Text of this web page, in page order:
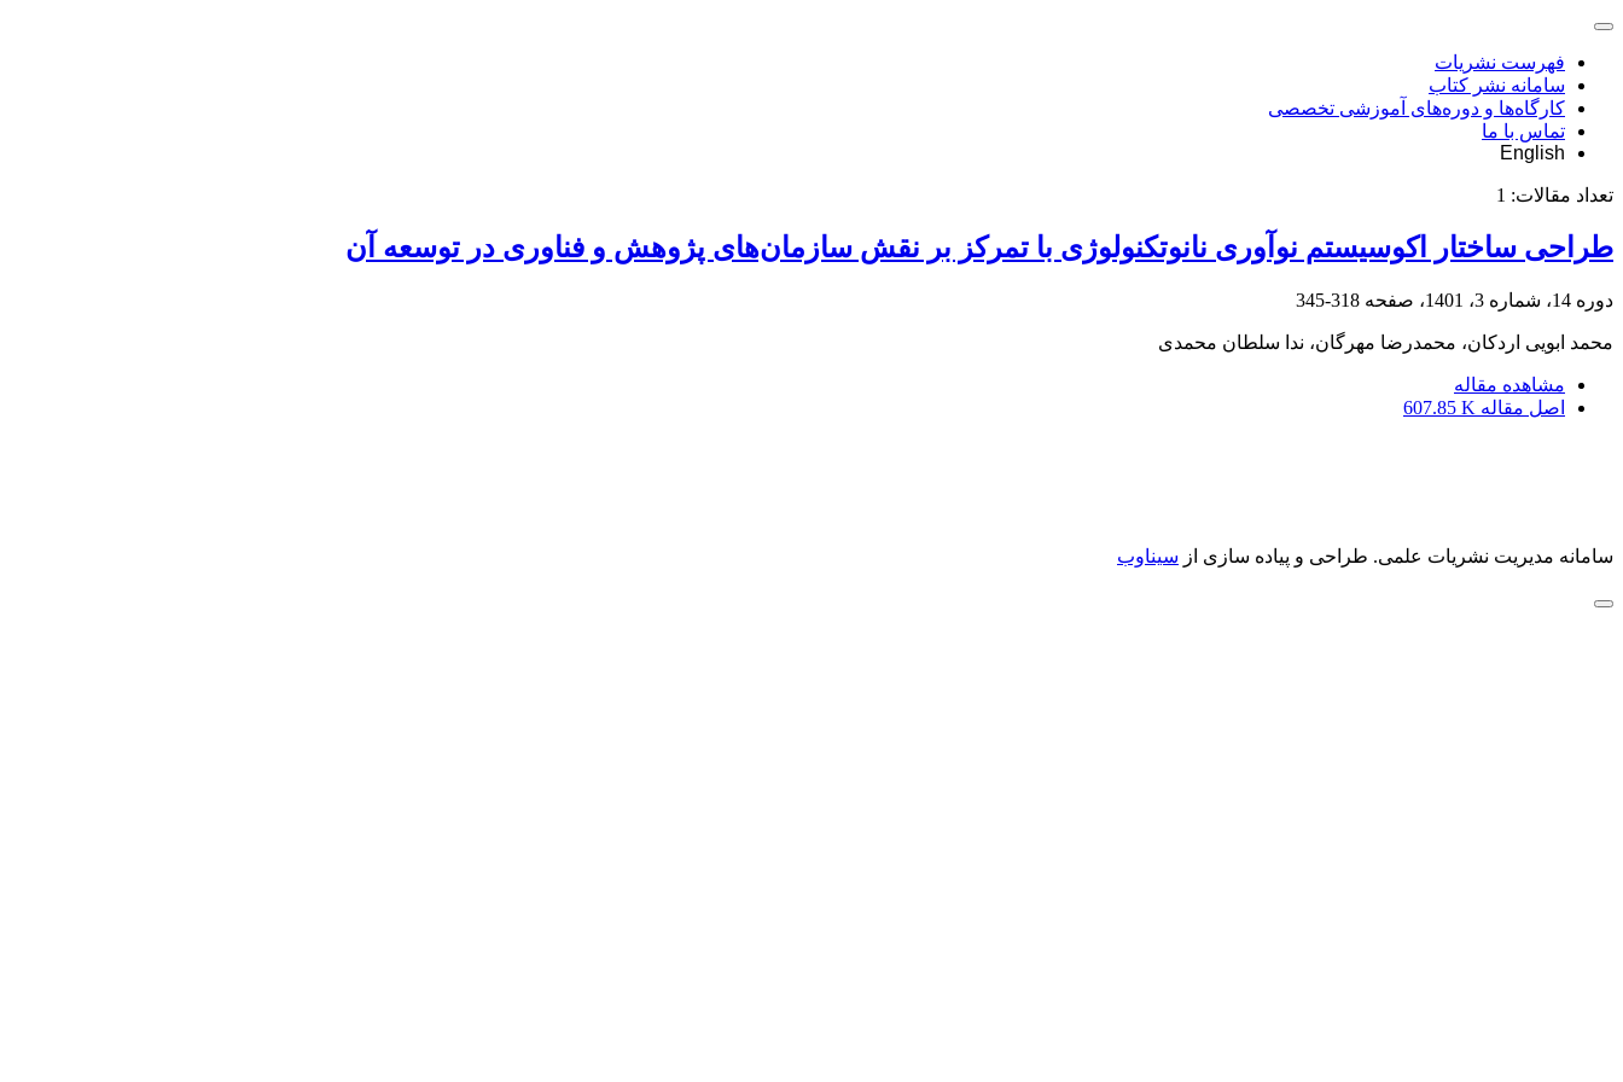
فهرست نشریات
سامانه نشر کتاب
کارگاه‌ها و دوره‌های آموزشی تخصصی
تماس با ما
English
تعداد مقالات: 1
طراحی ساختار اکوسیستم نوآوری نانوتکنولوژی با تمرکز بر نقش سازمان‌های پژوهش و فناوری در توسعه آن
دوره 14، شماره 3، 1401، صفحه 318-345
محمد ابویی اردکان، محمدرضا مهرگان، ندا سلطان محمدی
مشاهده مقاله
اصل مقاله 607.85 K
سامانه مدیریت نشریات علمی. طراحی و پیاده سازی از سیناوب